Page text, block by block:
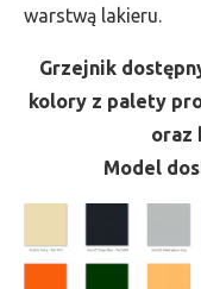
warstwą lakieru.
Grzejnik
kolory z palety
oraz
Model